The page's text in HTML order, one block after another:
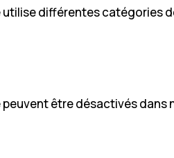
différentes catégories
être désactivés